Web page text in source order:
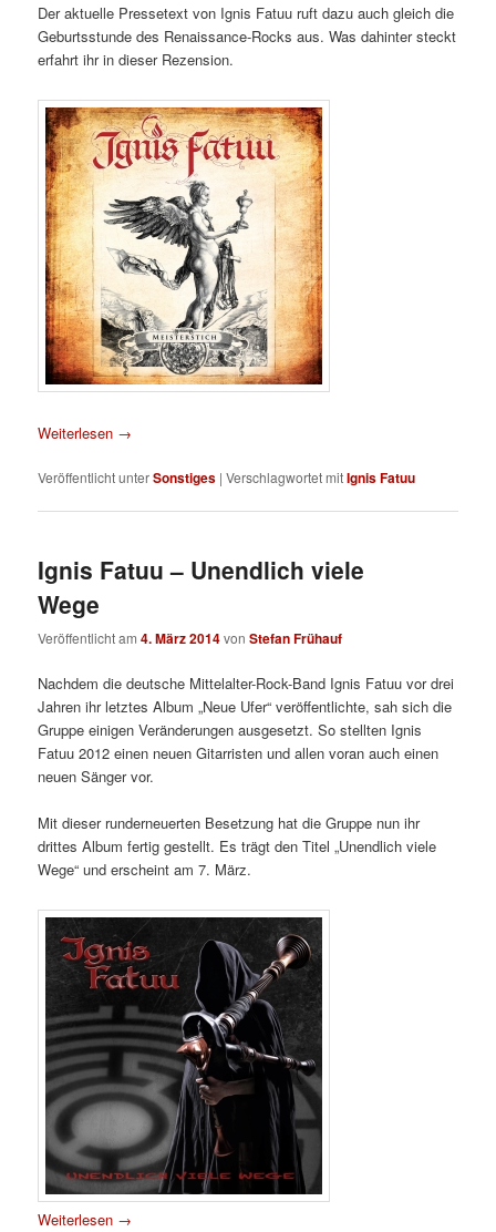
Der aktuelle Pressetext von Ignis Fatuu ruft dazu auch gleich die
Geburtsstunde des Renaissance-Rocks aus. Was dahinter steckt
erfahrt ihr in dieser Rezension.
Weiterlesen →
Veröffentlicht unterSonstiges |Verschlagwortet mitIgnis Fatuu
Ignis Fatuu – Unendlich viele
Wege
Veröffentlicht am4. März 2014vonStefan Frühauf
Nachdem die deutsche Mittelalter-Rock-Band Ignis Fatuu vor drei
Jahren ihr letztes Album „Neue Ufer“ veröffentlichte, sah sich die
Gruppe einigen Veränderungen ausgesetzt. So stellten Ignis
Fatuu 2012 einen neuen Gitarristen und allen voran auch einen
neuen Sänger vor.
Mit dieser runderneuerten Besetzung hat die Gruppe nun ihr
drittes Album fertig gestellt. Es trägt den Titel „Unendlich viele
Wege“ und erscheint am 7. März.
Weiterlesen →